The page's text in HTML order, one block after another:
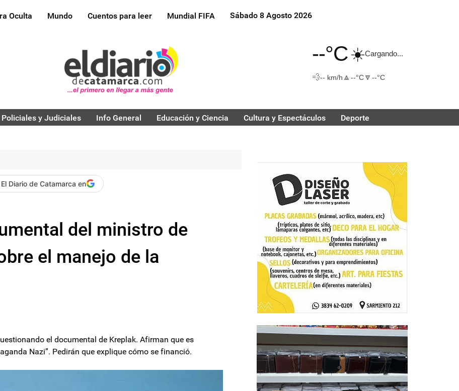
Oculta Mundo Cuentos para leer Mundial FIFA Sábado 8 Agosto 2026
--°C☀️Cargando...
💨-- km/h 🔼 --°C🔽 --°C
Policiales y Judiciales Info General Educación y Ciencia Cultura y Espectáculos Deporte
Diario de Catamarca en
del ministro de
el manejo de la
el documental de Kreplak. Afirman que es
Nazi”. Pedirán que explique cómo se financió.